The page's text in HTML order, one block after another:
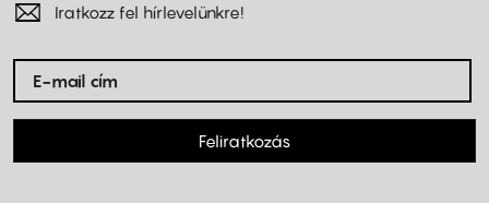
Iratkozz fel hírlevelünkre!
Feliratkozás